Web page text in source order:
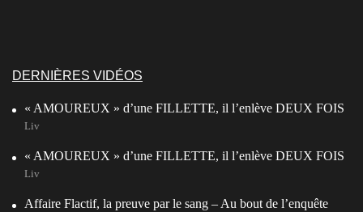
DERNIÈRES VIDÉOS
« AMOUREUX » d’une FILLETTE, il l’enlève DEUX FOIS
Liv
« AMOUREUX » d’une FILLETTE, il l’enlève DEUX FOIS
Liv
Affaire Flactif, la preuve par le sang – Au bout de l’enquête